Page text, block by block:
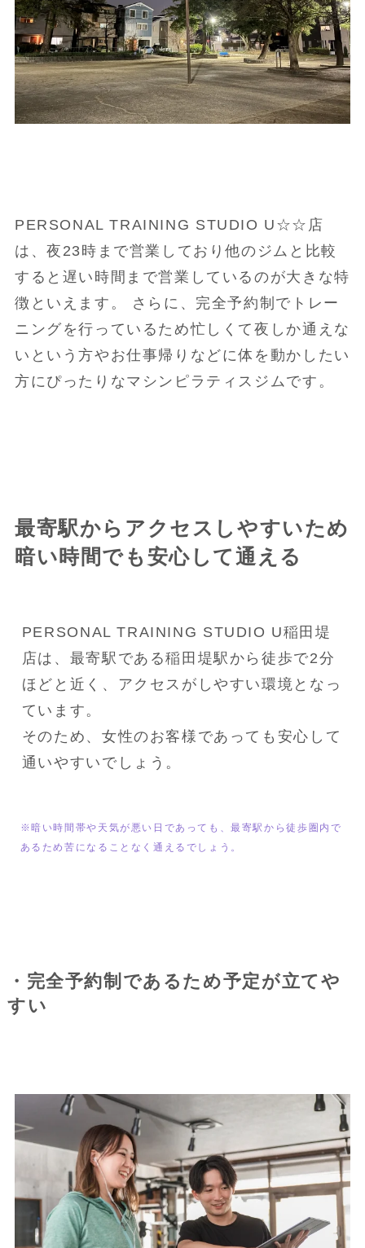
PERSONAL TRAINING STUDIO U☆☆店
は、夜23時まで営業しており他のジムと比較
すると遅い時間まで営業しているのが大きな特
徴といえます。 さらに、完全予約制でトレー
ニングを行っているため忙しくて夜しか通えな
いという方やお仕事帰りなどに体を動かしたい
方にぴったりなマシンピラティスジムです。
最寄駅からアクセスしやすいため
暗い時間でも安心して通える
PERSONAL TRAINING STUDIO U稲田堤
店は、最寄駅である稲田堤駅から徒歩で2分
ほどと近く、アクセスがしやすい環境となっ
ています。
そのため、女性のお客様であっても安心して
通いやすいでしょう。
※暗い時間帯や天気が悪い日であっても、最寄駅から徒歩圏内で
あるため苦になることなく通えるでしょう。
・完全予約制であるため予定が立てや
すい